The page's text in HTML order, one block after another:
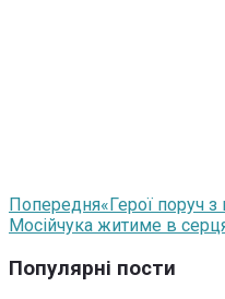
Попередня«Герої поруч з
Мосійчука житиме в
Популярні пости